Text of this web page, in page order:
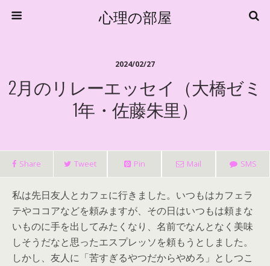
心理の部屋
2024/02/27
2月のリレーエッセイ（大橋ゼミ
1年・佐藤朱里）
Share Tweet Pin Mail SMS
私は先日友人とカフェに行きました。いつもはカフェラ
テやココアなどを頼みますが、その日はいつもは頼まな
いものに手を出してみたくなり、名前でなんとなく美味
しそうだなと思ったエスプレッソを頼もうとしました。
しかし、友人に「苦すぎるやつだからやめろ」としつこ